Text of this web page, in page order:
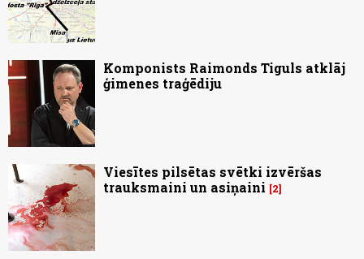
Komponists Raimonds Tiguls atklāj
ģimenes traģēdiju
Viesītes pilsētas svētki izvēršas
trauksmaini un asiņaini
2